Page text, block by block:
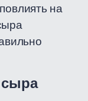
на
сыра